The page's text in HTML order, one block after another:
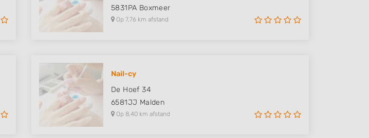
5831PA Boxmeer
Op 7,76 km afstand
Nail-cy
De Hoef 34
6581JJ Malden
Op 8,40 km afstand